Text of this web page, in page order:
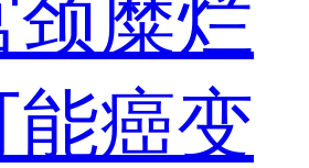
颈糜烂
能癌变